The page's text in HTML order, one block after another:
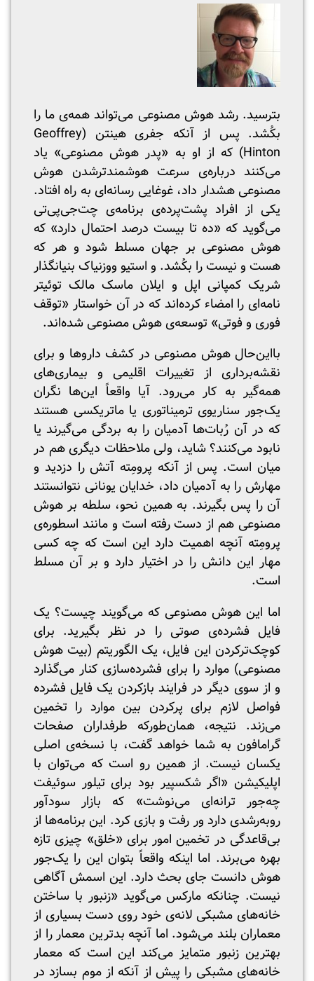
بترسید. رشد هوش مصنوعی می‌تواند همه‌ی ما را
بکُشد. پس از آنکه جفری هینتن (Geoffrey
Hinton) که از او به «پدر هوش مصنوعی» یاد
می‌کنند درباره‌ی سرعت هوشمندترشدن هوش
مصنوعی هشدار داد، غوغایی رسانه‌ای به راه افتاد.
یکی از افراد پشت‌پرده‌ی برنامه‌ی چت‌جی‌پی‌تی
می‌گوید که «ده تا بیست درصد احتمال دارد» که
هوش مصنوعی بر جهان مسلط شود و هر که
هست و نیست را بکُشد. و استیو ووزنیاک بنیانگذار
شریک کمپانی اپل و ایلان ماسک مالک توئیتر
نامه‌ای را امضاء کرده‌اند که در آن خواستار «توقف
فوری و فوتی» توسعه‌ی هوش مصنوعی شده‌اند.
بااین‌حال هوش مصنوعی در کشف داروها و برای
نقشه‌برداری از تغییرات اقلیمی و بیماری‌های
همه‌گیر به کار می‌رود. آیا واقعاً این‌ها نگران
یک‌جور سناریوی ترمیناتوری یا ماتریکسی هستند
که در آن رُبات‌ها آدمیان را به بردگی می‌گیرند یا
نابود می‌کنند؟ شاید، ولی ملاحظات دیگری هم در
میان است. پس از آنکه پرومِته آتش را دزدید و
مهارش را به آدمیان داد، خدایان یونانی نتوانستند
آن را پس بگیرند. به همین نحو، سلطه بر هوش
مصنوعی هم از دست رفته است و مانند اسطوره‌ی
پرومِته آنچه اهمیت دارد این است که چه کسی
مهار این دانش را در اختیار دارد و بر آن مسلط
است.
اما این هوش مصنوعی که می‌گویند چیست؟ یک
فایل فشرده‌ی صوتی را در نظر بگیرید. برای
کوچک‌ترکردن این فایل، یک الگوریتم (بیت هوش
مصنوعی) موارد را برای فشرده‌سازی کنار می‌گذارد
و از سوی دیگر در فرایند بازکردن یک فایل فشرده
فواصل لازم برای پرکردن بین موارد را تخمین
می‌زند. نتیجه، همان‌طورکه طرفداران صفحات
گرامافون به شما خواهد گفت، با نسخه‌ی اصلی
یکسان نیست. از همین رو است که می‌توان با
اپلیکیشن «اگر شکسپیر بود برای تیلور سوئیفت
چه‌جور ترانه‌ای می‌نوشت» که بازار سودآور
روبه‌رشدی دارد ور رفت و بازی کرد. این برنامه‌ها از
بی‌قاعدگی در تخمین امور برای «خلق» چیزی تازه
بهره می‌برند. اما اینکه واقعاً بتوان این را یک‌جور
هوش دانست جای بحث دارد. این اسمش آگاهی
نیست. چنانکه مارکس می‌گوید «زنبور با ساختن
خانه‌های مشبکی لانه‌ی خود روی دست بسیاری از
معماران بلند می‌شود. اما آنچه بدترین معمار را از
بهترین زنبور متمایز می‌کند این است که معمار
خانه‌های مشبکی را پیش از آنکه از موم بسازد در